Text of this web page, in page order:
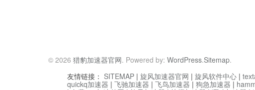
© 2026 猎豹加速器官网. Powered by: WordPress.Sitemap.
友情链接： SITEMAP | 旋风加速器官网 | 旋风软件中心 |
quickq加速器 | 飞驰加速器 | 飞鸟加速器 | 狗急加速器 |